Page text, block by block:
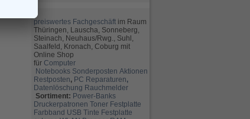
preiswertes Fachgeschäft im Raum
Thüringen, Lauscha, Sonneberg,
Steinach, Neuhaus/Rwg., Suhl,
Saalfeld, Kronach, Coburg mit
Online Shop
für Computer
Notebooks Sonderposten Aktionen
Restposten, PC Reparaturen,
Datenlöschung Rauchmelder
Sortiment: Power-Banks
Druckerpatronen Toner Festplatte
Farbband USB Tinte Festplatte